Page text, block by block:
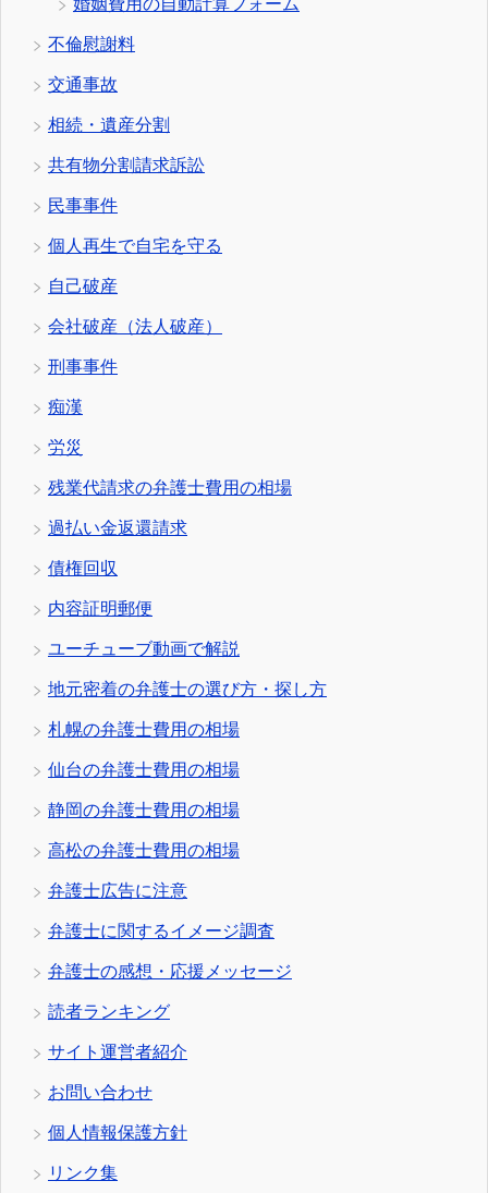
婚姻費用の自動計算フォーム
不倫慰謝料
交通事故
相続・遺産分割
共有物分割請求訴訟
民事事件
個人再生で自宅を守る
自己破産
会社破産（法人破産）
刑事事件
痴漢
労災
残業代請求の弁護士費用の相場
過払い金返還請求
債権回収
内容証明郵便
ユーチューブ動画で解説
地元密着の弁護士の選び方・探し方
札幌の弁護士費用の相場
仙台の弁護士費用の相場
静岡の弁護士費用の相場
高松の弁護士費用の相場
弁護士広告に注意
弁護士に関するイメージ調査
弁護士の感想・応援メッセージ
読者ランキング
サイト運営者紹介
お問い合わせ
個人情報保護方針
リンク集